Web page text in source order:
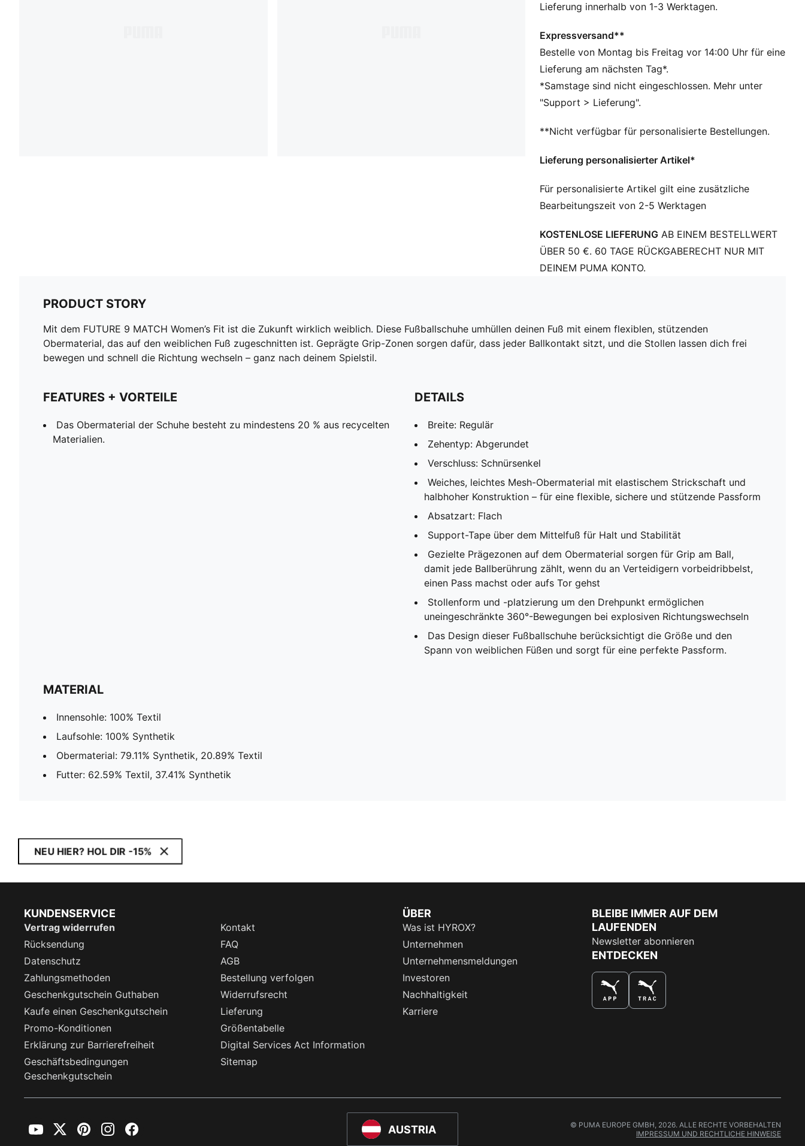
FEATURES + VORTEILE
20 % aus recycelten Materialien.
DETAILS
Breite: Regulär
Zehentyp: Abgerundet
Verschluss: Schnürsenkel
Weiches, leichtes Mesh-Obermaterial mit elastischem
flexible, sichere und stützende Passform
Support-Tape über dem Mittelfuß für Halt und
Gezielte Prägezonen auf dem Obermaterial sorgen für
Grip am Ball, damit jede Ballberührung zählt, wenn du
oder aufs Tor gehst
Stollenform und -platzierung um den Drehpunkt
ermöglichen uneingeschränkte 360°-Bewegungen bei
sorgt für eine perfekte Passform.
Lieferung innerhalb von 1-3 Werktagen.
Expressversand**
Bestelle von Montag bis Freitag vor 14:00 Uhr für eine
Lieferung am nächsten Tag*.
*Samstage sind nicht eingeschlossen. Mehr unter
"Support > Lieferung".
**Nicht verfügbar für personalisierte Bestellungen.
Lieferung personalisierter Artikel*
Für personalisierte Artikel gilt eine zusätzliche
Bearbeitungszeit von 2-5 Werktagen
KOSTENLOSE LIEFERUNG AB EINEM BESTELLWERT
ÜBER 50 €. 60 TAGE RÜCKGABERECHT NUR MIT
DEINEM PUMA KONTO.
PRODUCT STORY
Mit dem FUTURE 9 MATCH Women’s Fit ist die Zukunft wirklich weiblich. Diese Fußballschuhe umhüllen deinen Fuß mit einem flexiblen, stützenden
Obermaterial, das auf den weiblichen Fuß zugeschnitten ist. Geprägte Grip-Zonen sorgen dafür, dass jeder Ballkontakt sitzt, und die Stollen lassen dich frei
bewegen und schnell die Richtung wechseln – ganz nach deinem Spielstil.
FEATURES + VORTEILE
Das Obermaterial der Schuhe besteht zu mindestens 20 % aus recycelten
Materialien.
DETAILS
Breite: Regulär
Zehentyp: Abgerundet
Verschluss: Schnürsenkel
Weiches, leichtes Mesh-Obermaterial mit elastischem Strickschaft und
halbhoher Konstruktion – für eine flexible, sichere und stützende Passform
Absatzart: Flach
Support-Tape über dem Mittelfuß für Halt und Stabilität
Gezielte Prägezonen auf dem Obermaterial sorgen für Grip am Ball,
damit jede Ballberührung zählt, wenn du an Verteidigern vorbeidribbelst,
einen Pass machst oder aufs Tor gehst
Stollenform und -platzierung um den Drehpunkt ermöglichen
uneingeschränkte 360°-Bewegungen bei explosiven Richtungswechseln
Das Design dieser Fußballschuhe berücksichtigt die Größe und den
Spann von weiblichen Füßen und sorgt für eine perfekte Passform.
MATERIAL
Innensohle: 100% Textil
Laufsohle: 100% Synthetik
Obermaterial: 79.11% Synthetik, 20.89% Textil
Futter: 62.59% Textil, 37.41% Synthetik
NEU HIER? HOL DIR -15%
KUNDENSERVICE
Vertrag widerrufen
Kontakt
Rücksendung
FAQ
Datenschutz
AGB
Zahlungsmethoden
Bestellung verfolgen
Geschenkgutschein Guthaben
Widerrufsrecht
Kaufe einen Geschenkgutschein
Lieferung
Promo-Konditionen
Größentabelle
Erklärung zur Barrierefreiheit
Digital Services Act Information
Geschäftsbedingungen
Geschenkgutschein
Sitemap
ÜBER
Was ist HYROX?
Unternehmen
Unternehmensmeldungen
Investoren
Nachhaltigkeit
Karriere
BLEIBE IMMER AUF DEM
LAUFENDEN
Newsletter abonnieren
ENTDECKEN
AUSTRIA
YouTubeTwitterPinterestInstagramFacebook
© PUMA EUROPE GMBH, 2026. ALLE RECHTE VORBEHALTEN
IMPRESSUM UND RECHTLICHE HINWEISE